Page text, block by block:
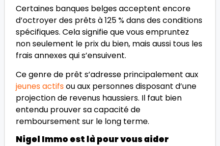
Certaines banques belges acceptent encore
d’octroyer des prêts à 125 % dans des conditions
spécifiques. Cela signifie que vous empruntez
non seulement le prix du bien, mais aussi tous les
frais annexes qui s’ensuivent.
Ce genre de prêt s’adresse principalement aux
jeunes actifsou aux personnes disposant d’une
projection de revenus haussiers. Il faut bien
entendu prouver sa capacité de
remboursement sur le long terme.
Nigel Immo est là pour vous aider